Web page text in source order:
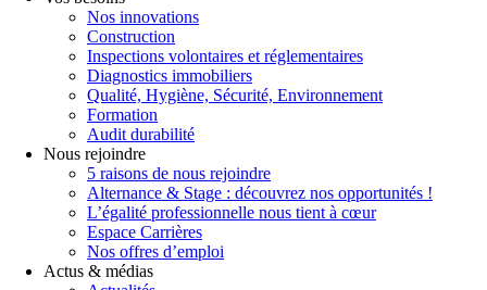
Nos innovations
Construction
Inspections volontaires et réglementaires
Diagnostics immobiliers
Qualité, Hygiène, Sécurité, Environnement
Formation
Audit durabilité
Nous rejoindre
5 raisons de nous rejoindre
Alternance & Stage : découvrez nos opportunités !
L’égalité professionnelle nous tient à cœur
Espace Carrières
Nos offres d’emploi
Actus & médias